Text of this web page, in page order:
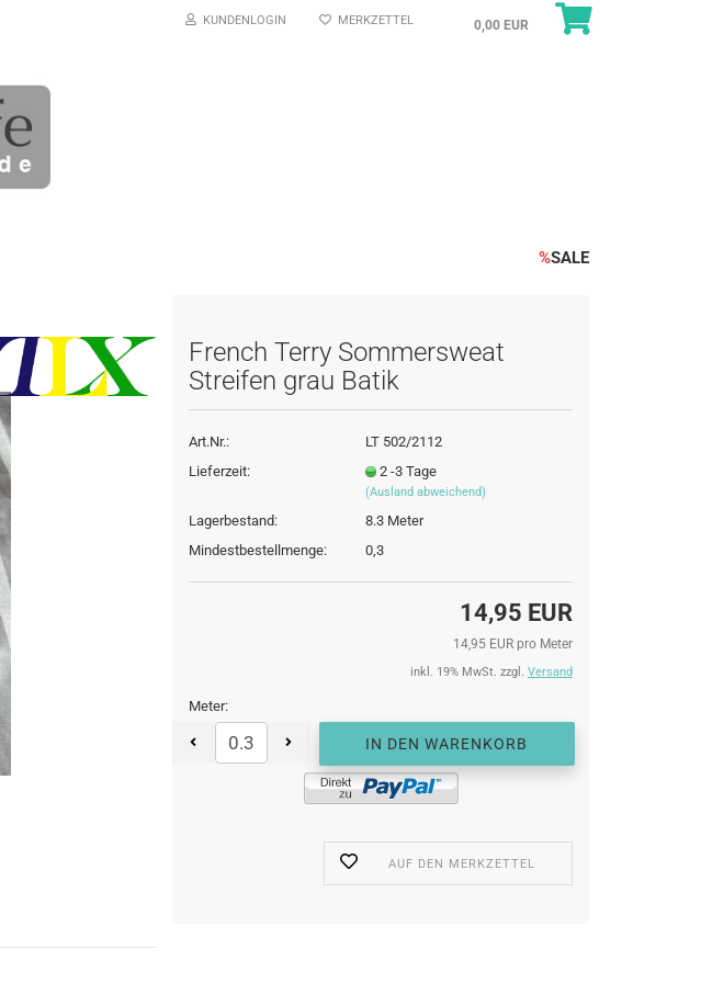
KUNDENLOGIN
vergessen?
MERKZETTEL 0,00 EUR
%SALE
French Terry Sommersweat
Streifen grau Batik
Art.Nr.:
LT 502/2112
Lieferzeit:
2 -3 Tage
(Ausland abweichend)
Lagerbestand: 8.3 Meter
Mindestbestellmenge:
0,3
14,95 EUR
14,95 EUR pro Meter
inkl. 19% MwSt. zzgl. Versand
Meter:
Meter
AUF DEN MERKZETTEL